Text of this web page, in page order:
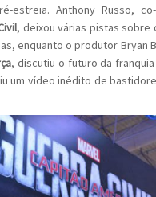
estreia. Anthony Russo,
, deixou várias pistas sobre
enquanto o produtor Bryan
, discutiu o futuro da
um vídeo inédito de